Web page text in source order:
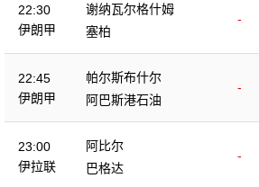
22:30
伊朗甲
谢纳瓦尔格什姆
-
塞柏
22:45
伊朗甲
帕尔斯布什尔
-
阿巴斯港石油
23:00
伊拉联
阿比尔
-
巴格达